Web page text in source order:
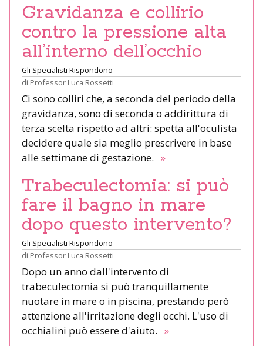
Gravidanza e collirio
contro la pressione alta
all’interno dell’occhio
Gli Specialisti Rispondono
di Professor Luca Rossetti
Ci sono colliri che, a seconda del periodo della
gravidanza, sono di seconda o addirittura di
terza scelta rispetto ad altri: spetta all'oculista
decidere quale sia meglio prescrivere in base
alle settimane di gestazione. »
Trabeculectomia: si può
fare il bagno in mare
dopo questo intervento?
Gli Specialisti Rispondono
di Professor Luca Rossetti
Dopo un anno dall'intervento di
trabeculectomia si può tranquillamente
nuotare in mare o in piscina, prestando però
attenzione all'irritazione degli occhi. L'uso di
occhialini può essere d'aiuto. »